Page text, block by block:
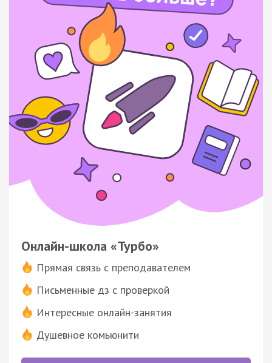
Онлайн-школа «Турбо»
Прямая связь с преподавателем
Письменные дз с проверкой
Интересные онлайн-занятия
Душевное комьюнити